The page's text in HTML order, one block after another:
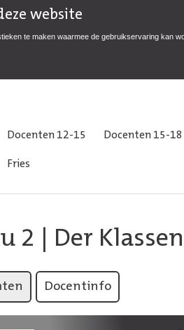
website
te maken waarmee de gebruikservaring kan
Docenten 12-15 Docenten 15-18
Fries
2 | Der
Docentinfo